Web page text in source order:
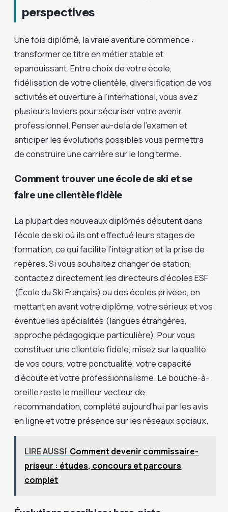
perspectives
Une fois diplômé, la vraie aventure commence :
transformer ce titre en métier stable et
épanouissant. Entre choix de votre école,
fidélisation de votre clientèle, diversification de vos
activités et ouverture à l’international, vous avez
plusieurs leviers pour sécuriser votre avenir
professionnel. Penser au-delà de l’examen et
anticiper les évolutions possibles vous permettra
de construire une carrière sur le long terme.
Comment trouver une école de ski et se
faire une clientèle fidèle
La plupart des nouveaux diplômés débutent dans
l’école de ski où ils ont effectué leurs stages de
formation, ce qui facilite l’intégration et la prise de
repères. Si vous souhaitez changer de station,
contactez directement les directeurs d’écoles ESF
(École du Ski Français) ou des écoles privées, en
mettant en avant votre diplôme, votre sérieux et vos
éventuelles spécialités (langues étrangères,
approche pédagogique particulière). Pour vous
constituer une clientèle fidèle, misez sur la qualité
de vos cours, votre ponctualité, votre capacité
d’écoute et votre professionnalisme. Le bouche-à-
oreille reste le meilleur vecteur de
recommandation, complété aujourd’hui par les avis
en ligne et votre présence sur les réseaux sociaux.
LIRE AUSSI Comment devenir commissaire-
priseur : études, concours et parcours
complet